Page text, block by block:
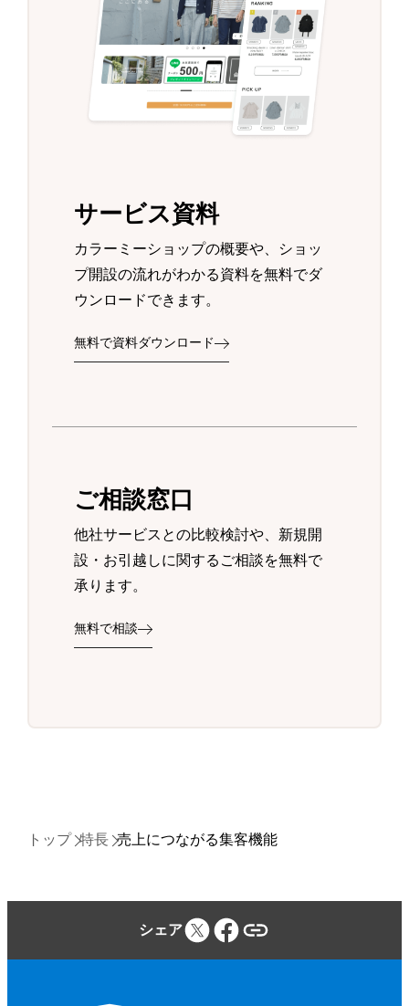
サービス資料
カラーミーショップの概要や、ショッ
プ開設の流れがわかる資料を無料でダ
ウンロードできます。
無料で資料ダウンロード
ご相談窓口
他社サービスとの比較検討や、新規開
設・お引越しに関するご相談を無料で
承ります。
無料で相談
トップ 特長 売上につながる集客機能
シェア